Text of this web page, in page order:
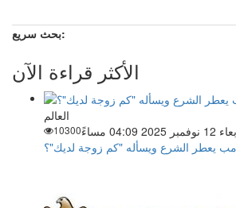
بحث سريع:
الأكثر قراءة الآن
العالم
04:09 مساءً
10300
يعطر الشرع ويسأله "كم زوجة لديك"؟